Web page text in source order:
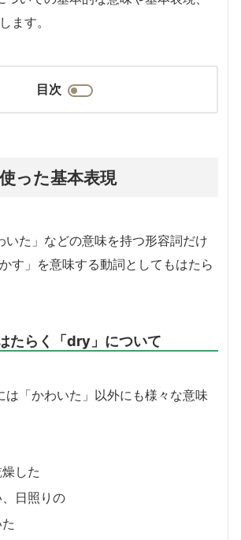
ます。
目次
った基本表現
いた」などの意味を持つ形容詞だけ
す」を意味する動詞としてもはたら
たらく「dry」について
「かわいた」以外にも様々な意味
した
日照りの